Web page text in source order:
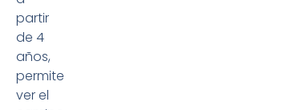
partir
de 4
años,
permite
ver el